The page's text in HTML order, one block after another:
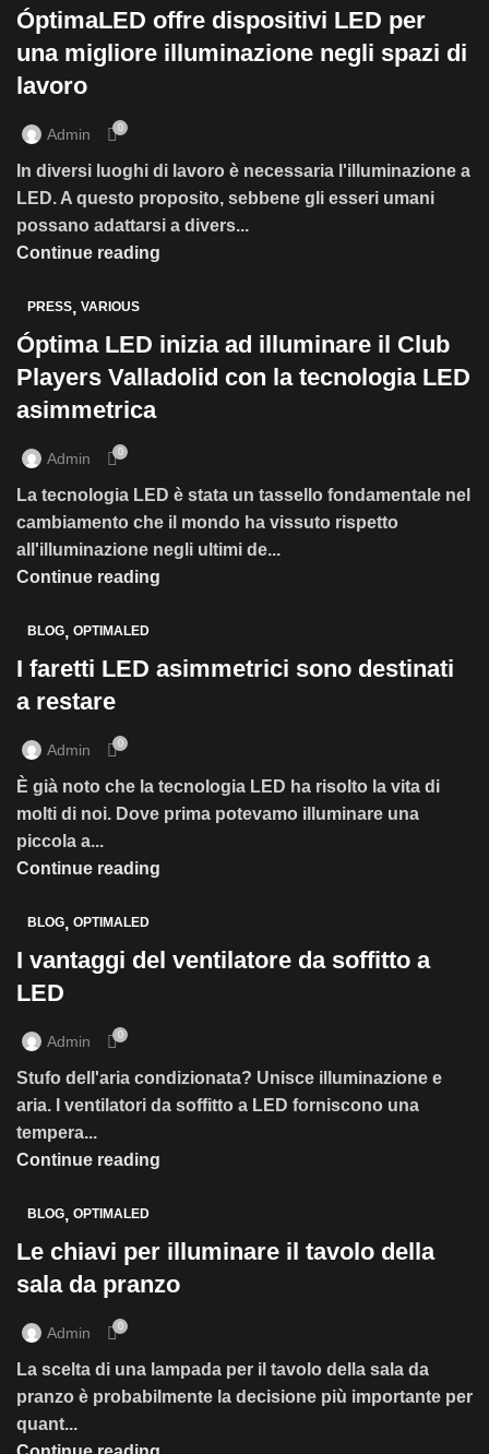
ÓptimaLED offre dispositivi LED per
una migliore illuminazione negli spazi di
lavoro
Admin 0
In diversi luoghi di lavoro è necessaria l'illuminazione a
LED. A questo proposito, sebbene gli esseri umani
possano adattarsi a divers...
Continue reading
PRESS, VARIOUS
Óptima LED inizia ad illuminare il Club
Players Valladolid con la tecnologia LED
asimmetrica
Admin 0
La tecnologia LED è stata un tassello fondamentale nel
cambiamento che il mondo ha vissuto rispetto
all'illuminazione negli ultimi de...
Continue reading
BLOG, OPTIMALED
I faretti LED asimmetrici sono destinati
a restare
Admin 0
È già noto che la tecnologia LED ha risolto la vita di
molti di noi. Dove prima potevamo illuminare una
piccola a...
Continue reading
BLOG, OPTIMALED
I vantaggi del ventilatore da soffitto a
LED
Admin 0
Stufo dell'aria condizionata? Unisce illuminazione e
aria. I ventilatori da soffitto a LED forniscono una
tempera...
Continue reading
BLOG, OPTIMALED
Le chiavi per illuminare il tavolo della
sala da pranzo
Admin 0
La scelta di una lampada per il tavolo della sala da
pranzo è probabilmente la decisione più importante per
quant...